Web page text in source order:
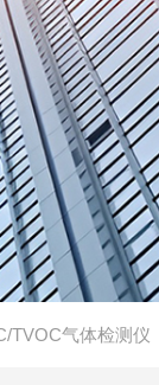
TVOC气体检测仪